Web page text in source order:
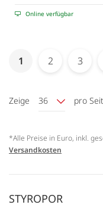
Online verfügbar
SeiteYou're currently
1 Seite
2 Seite
3
Zeige 36 pro
*Alle Preise in Euro, inkl.
Versandkosten
STYROPOR